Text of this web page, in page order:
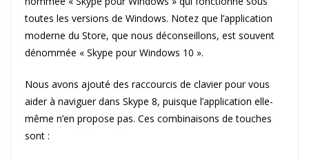
toutes les versions de Windows. Notez que l’application
moderne du Store, que nous déconseillons, est souvent
dénommée « Skype pour Windows 10 ».
Nous avons ajouté des raccourcis de clavier pour vous
aider à naviguer dans Skype 8, puisque l’application elle-
même n’en propose pas. Ces combinaisons de touches
sont :